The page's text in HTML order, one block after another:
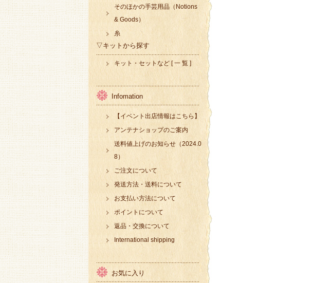
そのほかの手芸用品（Notions
& Goods）
糸
▽キットから探す
キット・セットなど [ 一 覧 ]
Infomation
【イベント出店情報はこちら】
アンテナショップのご案内
送料値上げのお知らせ（2024.0
8）
ご注文について
発送方法・送料について
お支払い方法について
ポイントについて
返品・交換について
International shipping
お気に入り